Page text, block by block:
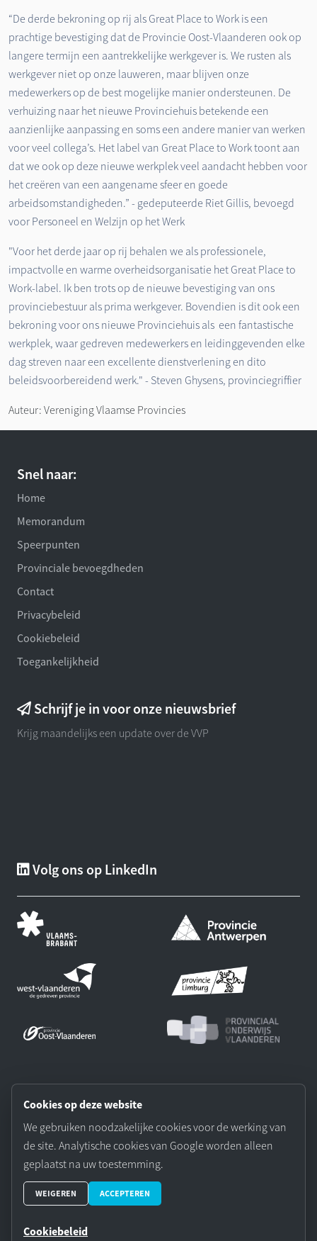
“De derde bekroning op rij als Great Place to Work is een
prachtige bevestiging dat de Provincie Oost-Vlaanderen ook op
langere termijn een aantrekkelijke werkgever is. We rusten als
werkgever niet op onze lauweren, maar blijven onze
medewerkers op de best mogelijke manier ondersteunen. De
verhuizing naar het nieuwe Provinciehuis betekende een
aanzienlijke aanpassing en soms een andere manier van werken
voor veel collega’s. Het label van Great Place to Work toont aan
dat we ook op deze nieuwe werkplek veel aandacht hebben voor
het creëren van een aangename sfeer en goede
arbeidsomstandigheden.” - ​gedeputeerde Riet Gillis, bevoegd
voor Personeel en Welzijn op het Werk
"Voor het derde jaar op rij behalen we als professionele,
impactvolle en warme overheidsorganisatie het Great Place to
Work-label. Ik ben trots op de nieuwe bevestiging van ons
provinciebestuur als prima werkgever. Bovendien is dit ook een
bekroning voor ons nieuwe Provinciehuis als ​ een fantastische
werkplek, waar gedreven medewerkers en leidinggevenden elke
dag streven naar een excellente dienstverlening en dito
beleidsvoorbereidend werk." - ​Steven Ghysens, provinciegriffier
Auteur: Vereniging Vlaamse Provincies
Snel naar:
Home
Memorandum
Speerpunten
Provinciale bevoegdheden
Contact
Privacybeleid
Cookiebeleid
Toegankelijkheid
Schrijf je in voor onze nieuwsbrief
Krijg maandelijks een update over de VVP
Volg ons op LinkedIn
© 2026 Vereniging Vlaamse Provincies. Website door Aplicity.
Cookievoorkeuren
Cookies op deze website
We gebruiken noodzakelijke cookies voor de werking van
de site. Analytische cookies van Google worden alleen
geplaatst na uw toestemming.
WEIGEREN ACCEPTEREN
Cookiebeleid